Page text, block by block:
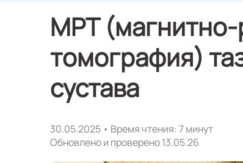
МРТ (магнитно-
томография)
сустава
30.05.2025 • Время чтения: 7 минут
Обновлено и проверено 13.05.26